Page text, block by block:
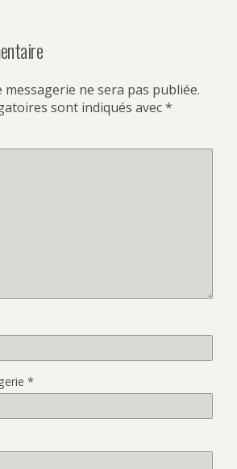
messagerie ne sera pas publiée.
sont indiqués avec*
*